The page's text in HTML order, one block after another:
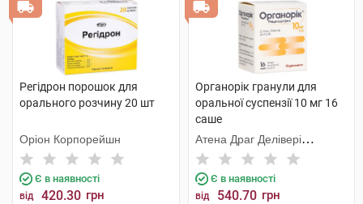
Регідрон порошок для
орального розчину 20 шт
Оріон Корпорейшн
Є в наявності
від 420.30 грн
Органорік гранули для
оральної суспензії 10 мг 16
саше
Атена Драг Делівері
Солюшнз ПВТ. ЛТД
Є в наявності
від 540.70 грн